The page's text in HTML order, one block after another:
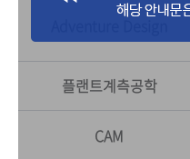
플랜트계측공학
CAM